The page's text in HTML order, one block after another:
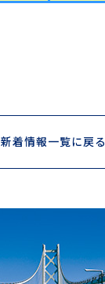
新着情報一覧に戻る